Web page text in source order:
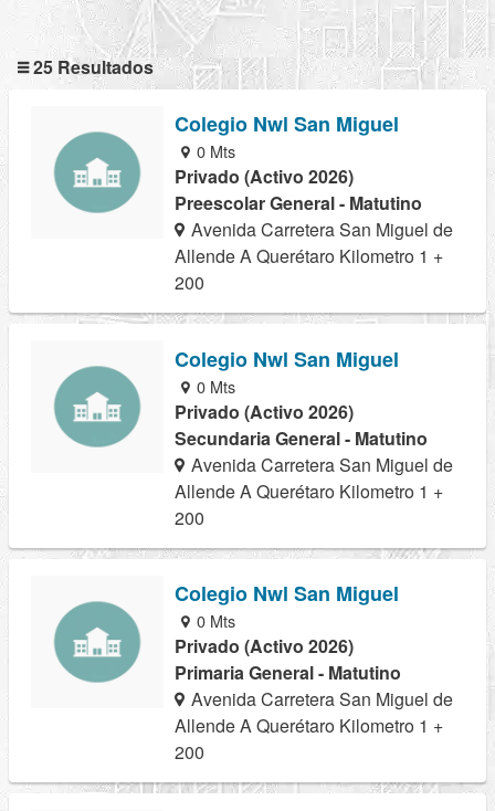
25 Resultados
Colegio Nwl San Miguel
0 Mts
Privado (Activo 2026)
Preescolar General - Matutino
Avenida Carretera San Miguel de
Allende A Querétaro Kilometro 1 +
200
Colegio Nwl San Miguel
0 Mts
Privado (Activo 2026)
Secundaria General - Matutino
Avenida Carretera San Miguel de
Allende A Querétaro Kilometro 1 +
200
Colegio Nwl San Miguel
0 Mts
Privado (Activo 2026)
Primaria General - Matutino
Avenida Carretera San Miguel de
Allende A Querétaro Kilometro 1 +
200